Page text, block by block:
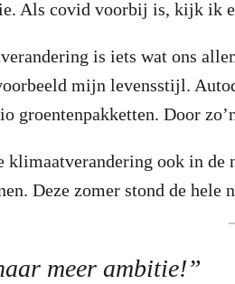
Als covid voorbij is, kijk ik
is iets wat ons
mijn levensstijl.
groentenpakketten. Door
klimaatverandering ook in de
Deze zomer stond de hele
meer ambitie!”